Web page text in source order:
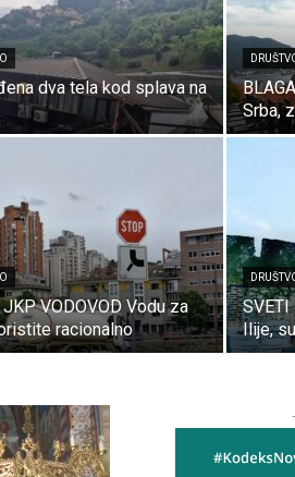
dva tela kod splava na
Srba,
JKP VODOVOD Vodu za
racionalno
SVETI
Ilije,